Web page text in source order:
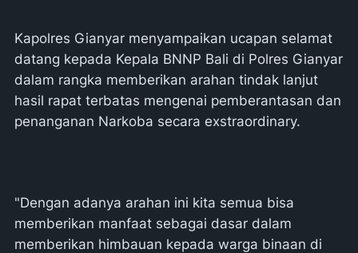
Kapolres Gianyar menyampaikan ucapan selamat
datang kepada Kepala BNNP Bali di Polres Gianyar
dalam rangka memberikan arahan tindak lanjut
hasil rapat terbatas mengenai pemberantasan dan
penanganan Narkoba secara exstraordinary.
"Dengan adanya arahan ini kita semua bisa
memberikan manfaat sebagai dasar dalam
memberikan himbauan kepada warga binaan di